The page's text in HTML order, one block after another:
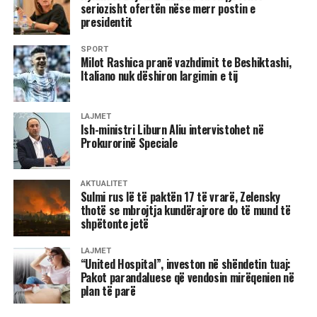
fuqizuar më tej kapacitetin profesional të United Hospital”,
deklaroi Hajrizi.
Ekspertët shëndetësorë theksojnë se kontrollet e rregullta
mjekësore janë investimi më i vlefshëm për cilësinë e
jetës, pasi shumë sëmundje zhvillohen në heshtje dhe
mund të trajtohen me sukses vetëm kur diagnostikohen në
fazat e hershme. Pikërisht mbi këtë filozofi ndërtohet
edhe qasja profesionale e United Hospital, ku pacienti
trajtohet me kujdes të individualizuar, siguri dhe standarde
të larta mjekësore.
Me një infrastrukturë moderne, laborator bashkëkohor,
diagnostikë të avancuar dhe ekip multidisiplinar, United
Hospital synon të krijojë një kulturë të re të kujdesit
shëndetësor, ku parandalimi është po aq i rëndësishëm sa
edhe trajtimi.
seriozisht ofertën nëse merr postin e
presidentit
SPORT
Milot Rashica pranë vazhdimit te Beshiktashi,
Italiano nuk dëshiron largimin e tij
LAJMET
Ish-ministri Liburn Aliu intervistohet në
Prokurorinë Speciale
AKTUALITET
Sulmi rus lë të paktën 17 të vrarë, Zelensky
thotë se mbrojtja kundërajrore do të mund të
shpëtonte jetë
LAJMET
“United Hospital”, investon në shëndetin tuaj:
Pakot parandaluese që vendosin mirëqenien në
plan të parë